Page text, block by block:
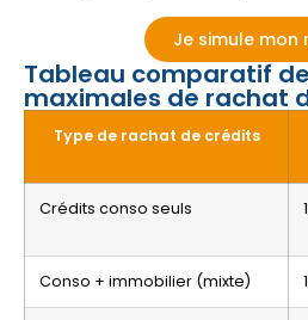
Je simule mon
Tableau comparatif
maximales de rachat
Type de rachat de crédits
Crédits conso seuls
Conso + immobilier (mixte)